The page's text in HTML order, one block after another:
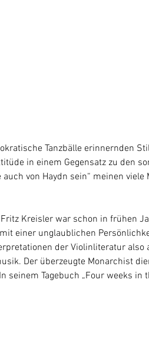
Tanzbälle erinnernden
in einem Gegensatz zu den
auch von Haydn sein“ meinen
Kreisler war schon in frühen
einer unglaublichen
der Violinliteratur also
Der überzeugte Monarchist
seinem Tagebuch „Four weeks in